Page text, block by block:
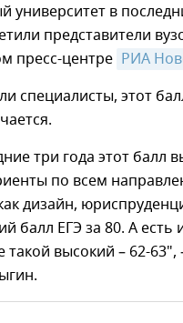
университет в
представители
пресс-центре РИА
специалисты, этот
три года этот балл
по всем
дизайн,
балл ЕГЭ за 80. А
такой высокий – 62-